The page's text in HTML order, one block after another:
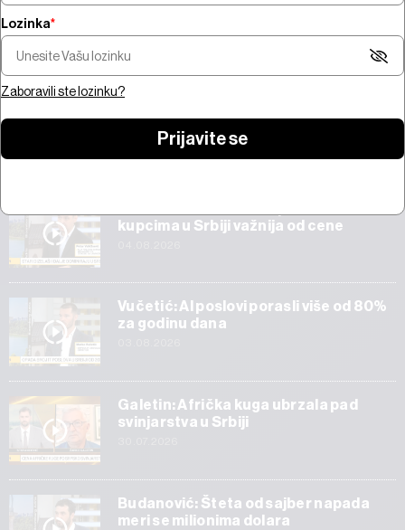
Pregled nedelje - pregovori na
prvi rezultati SpaceX-a
Šta pokreće
bitcoina od 100
jačanje zlata i AI
Start
kupcima u Srbiji važnija od cene
Vučetić: AI poslovi porasli više od 80%
za godinu dana
Galetin: Afrička kuga ubrzala pad
svinjarstva u Srbiji
Budanović: Šteta od sajber napada
meri se milionima dolara
Lozinka*
Zaboravili ste lozinku?
Prijavite se